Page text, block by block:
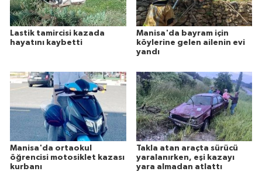
Lastik tamircisi kazada
hayatını kaybetti
Manisa'da bayram için
köylerine gelen ailenin evi
yandı
Manisa'da ortaokul
öğrencisi motosiklet kazası
kurbanı
Takla atan araçta sürücü
yaralanırken, eşi kazayı
yara almadan atlattı